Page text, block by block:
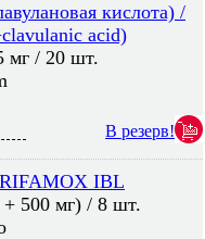
кислота) /
acid)
мг / 20 шт.
В резерв!
IBL
+ 500 мг) / 8 шт.